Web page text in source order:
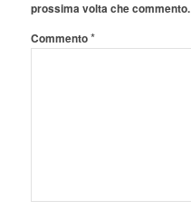
prossima volta che commento.
Commento*